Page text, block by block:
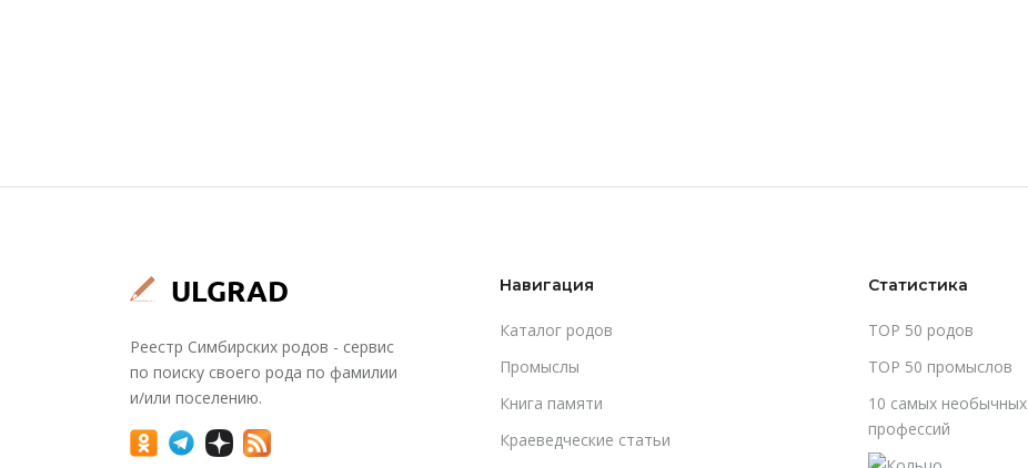
Реестр Симбирских родов - сервис
по поиску своего рода по фамилии
и/или поселению.
Навигация
Каталог родов
Промыслы
Книга памяти
Краеведческие статьи
Статистика
TOP 50 родов
TOP 50 промыслов
10 самых необычных
профессий